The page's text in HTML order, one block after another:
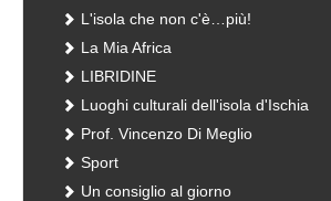
L'isola che non c'è…più!
La Mia Africa
LIBRIDINE
Luoghi culturali dell'isola d'Ischia
Prof. Vincenzo Di Meglio
Sport
Un consiglio al giorno